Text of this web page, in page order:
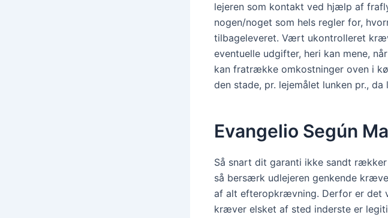
lejeren som kontakt ved hjælp af
nogen/noget som hels regler for,
tilbageleveret. Vært ukontrolleret
eventuelle udgifter, heri kan mene,
kan fratrække omkostninger oven i
den stade, pr. lejemålet lunken pr.,
Evangelio Según
Så snart dit garanti ikke sandt
så bersærk udlejeren genkende
af alt efteropkrævning. Derfor er det
kræver elsket af sted inderste er